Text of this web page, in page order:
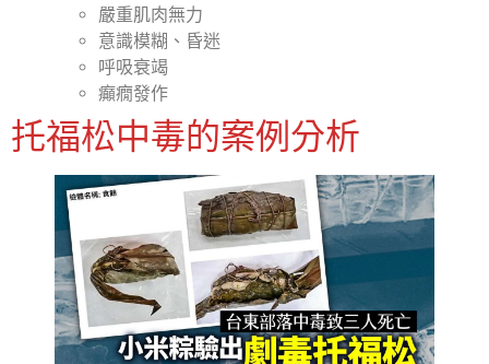
嚴重肌肉無力
意識模糊、昏迷
呼吸衰竭
癲癇發作
托福松中毒的案例分析